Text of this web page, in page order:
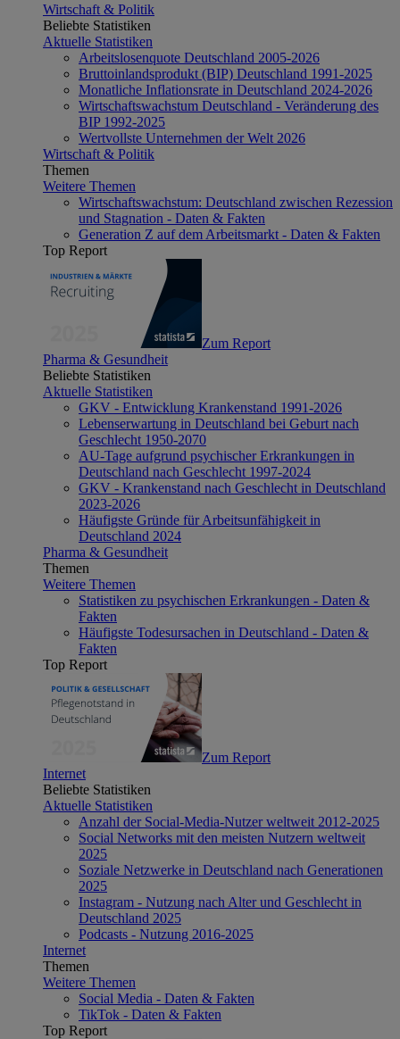
Wirtschaft & Politik
Beliebte Statistiken
Aktuelle Statistiken
Arbeitslosenquote Deutschland 2005-2026
Bruttoinlandsprodukt (BIP) Deutschland 1991-2025
Monatliche Inflationsrate in Deutschland 2024-2026
Wirtschaftswachstum Deutschland - Veränderung des
BIP 1992-2025
Wertvollste Unternehmen der Welt 2026
Wirtschaft & Politik
Themen
Weitere Themen
Wirtschaftswachstum: Deutschland zwischen Rezession
und Stagnation - Daten & Fakten
Generation Z auf dem Arbeitsmarkt - Daten & Fakten
Top Report
Zum Report
Pharma & Gesundheit
Beliebte Statistiken
Aktuelle Statistiken
GKV - Entwicklung Krankenstand 1991-2026
Lebenserwartung in Deutschland bei Geburt nach
Geschlecht 1950-2070
AU-Tage aufgrund psychischer Erkrankungen in
Deutschland nach Geschlecht 1997-2024
GKV - Krankenstand nach Geschlecht in Deutschland
2023-2026
Häufigste Gründe für Arbeitsunfähigkeit in
Deutschland 2024
Pharma & Gesundheit
Themen
Weitere Themen
Statistiken zu psychischen Erkrankungen - Daten &
Fakten
Häufigste Todesursachen in Deutschland - Daten &
Fakten
Top Report
Zum Report
Internet
Beliebte Statistiken
Aktuelle Statistiken
Anzahl der Social-Media-Nutzer weltweit 2012-2025
Social Networks mit den meisten Nutzern weltweit
2025
Soziale Netzwerke in Deutschland nach Generationen
2025
Instagram - Nutzung nach Alter und Geschlecht in
Deutschland 2025
Podcasts - Nutzung 2016-2025
Internet
Themen
Weitere Themen
Social Media - Daten & Fakten
TikTok - Daten & Fakten
Top Report